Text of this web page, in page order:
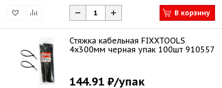
В корзину
Стяжка кабельная FIXXTOOLS
4х300мм черная упак 100шт 910557
144.91 ₽/упак